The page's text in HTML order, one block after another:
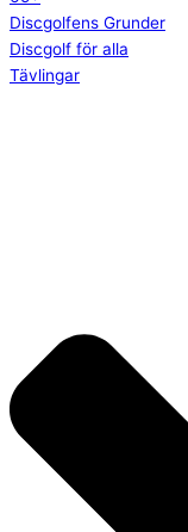
Discgolfens Grunder
Discgolf för alla
Tävlingar